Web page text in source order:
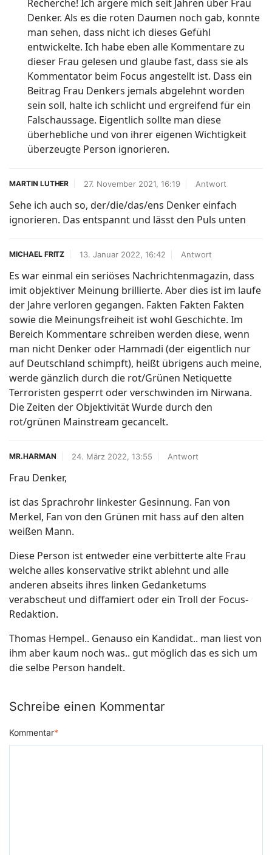
Recherche! Ich ärgere mich seit Jahren über Frau
Denker. Als es die roten Daumen noch gab, konnte
man sehen, dass nicht ich dieses Gefühl
entwickelte. Ich habe eben alle Kommentare zu
dieser Frau gelesen und glaube fast, dass sie als
Kommentator beim Focus angestellt ist. Dass ein
Beitrag Frau Denkers jemals abgelehnt worden
sein soll, halte ich schlicht und ergreifend für ein
Falschaussage. Eigentlich sollte man diese
überhebliche und von ihrer eigenen Wichtigkeit
überzeugte Person ignorieren.
MARTIN LUTHER 27. November 2021, 16:19 Antwort
Sehe ich auch so, der/die/das/ens Denker einfach
ignorieren. Das entspannt und lässt den Puls unten
MICHAEL FRITZ 13. Januar 2022, 16:42 Antwort
Es war einmal ein seriöses Nachrichtenmagazin, dass
imit objektiver Meinung brillierte. Aber dies ist im laufe
der Jahre verloren gegangen. Fakten Fakten Fakten
sowie die Meinungsfreiheit ist wohl Geschichte. Im
Bereich Kommentare schreiben werden diese, wenn
man nicht Denker oder Hammadi (der eigentlich nur
auf Deutschland schimpft), heißt übrigens auch meine,
werde gänzlich durch die rot/Grünen Netiquette
Terroristen gesperrt oder verschwinden im Nirwana.
Die Zeiten der Objektivität Wurde durch den
rot/grünen Mainstream gecancelt.
MR.HARMAN 24. März 2022, 13:55 Antwort
Frau Denker,
ist das Sprachrohr linkester Gesinnung. Fan von
Merkel, Fan von den Grünen mit hass auf den alten
weißen Mann.
Diese Person ist entweder eine verbitterte alte Frau
welche alles konservative strikt ablehnt und alle
anderen abseits ihres linken Gedanketums
verabscheut und diffamiert oder ein Troll der Focus-
Redaktion.
Thomas Hempel.. Genauso ein Kandidat.. man liest von
ihm aber kaum noch was.. gut möglich das es sich um
die selbe Person handelt.
Schreibe einen Kommentar
Kommentar*